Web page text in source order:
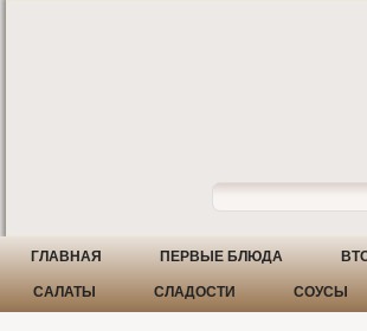
ГЛАВНАЯ ПЕРВЫЕ БЛЮДА
САЛАТЫ СЛАДОСТИ СОУСЫ